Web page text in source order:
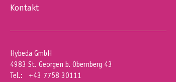
Kontakt
Hybeda GmbH
4983 St. Georgen b. Obernberg 43
Tel.: +43 7758 30111